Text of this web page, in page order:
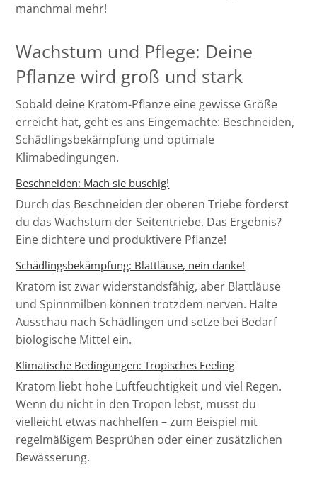
manchmal mehr!
Wachstum und Pflege: Deine
Pflanze wird groß und stark
Sobald deine Kratom-Pflanze eine gewisse Größe
erreicht hat, geht es ans Eingemachte: Beschneiden,
Schädlingsbekämpfung und optimale
Klimabedingungen.
Beschneiden: Mach sie buschig!
Durch das Beschneiden der oberen Triebe förderst
du das Wachstum der Seitentriebe. Das Ergebnis?
Eine dichtere und produktivere Pflanze!
Schädlingsbekämpfung: Blattläuse, nein danke!
Kratom ist zwar widerstandsfähig, aber Blattläuse
und Spinnmilben können trotzdem nerven. Halte
Ausschau nach Schädlingen und setze bei Bedarf
biologische Mittel ein.
Klimatische Bedingungen: Tropisches Feeling
Kratom liebt hohe Luftfeuchtigkeit und viel Regen.
Wenn du nicht in den Tropen lebst, musst du
vielleicht etwas nachhelfen – zum Beispiel mit
regelmäßigem Besprühen oder einer zusätzlichen
Bewässerung.